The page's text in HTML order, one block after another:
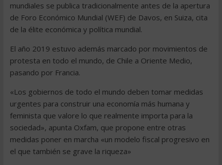
mundiales se publica tradicionalmente antes de la apertura
de Foro Económico Mundial (WEF) de Davos, en Suiza, cita
de la élite económica y política mundial.
El año 2019 estuvo además marcado por movimientos de
protesta en todo el mundo, de Chile a Oriente Medio,
pasando por Francia.
«Los gobiernos de todo el mundo deben tomar medidas
urgentes para construir una economía más humana y
feminista que valore lo que realmente importa para la
sociedad», apunta Oxfam, que propone entre otras
medidas poner en marcha «un modelo fiscal progresivo en
el que también se grave la riqueza»